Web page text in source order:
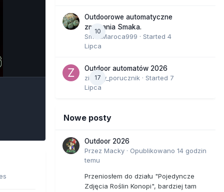
Tools
10
Outdoorowe automatyczne
zmagania Smaka.
SmakMaroca999 · Started 4
Lipca
17
Outdoor automatów 2026
zielony_porucznik · Started 7
Lipca
Nowe posty
Outdoor 2026
Przez Macky · Opublikowano 14 godzin
temu
Przeniosłem do działu "Pojedyncze
Zdjęcia Roślin Konopi", bardziej tam